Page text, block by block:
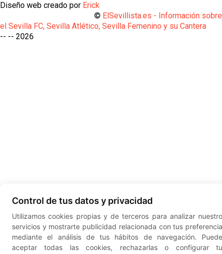
Diseño web creado por Erick
© ElSevillista.es - Información sobre
el Sevilla FC, Sevilla Atlético, Sevilla Femenino y su Cantera
-- --
Control de tus datos y privacidad
Utilizamos cookies propias y de terceros para analizar
servicios y mostrarte publicidad relacionada con tus
mediante el análisis de tus hábitos de navegación.
aceptar todas las cookies, rechazarlas o configurar
2026